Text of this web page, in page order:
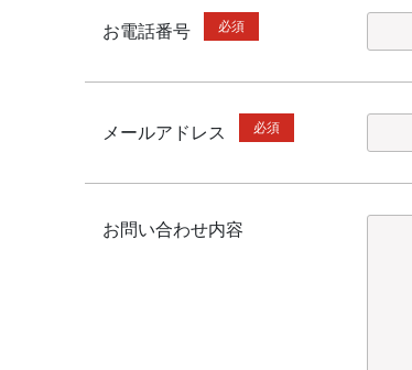
お電話番号 必須
メールアドレス 必須
お問い合わせ内容